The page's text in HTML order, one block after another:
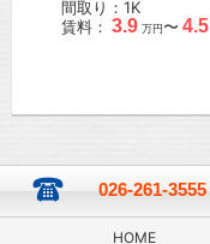
間取り：1K
賃料： 3.9 万円〜 4.5
026-261-3555
HOME